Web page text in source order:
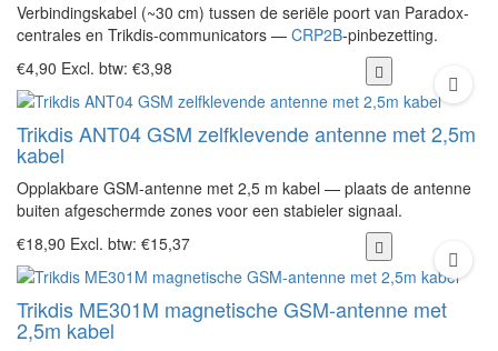
Verbindingskabel (~30 cm) tussen de seriële poort van Paradox-
centrales en Trikdis-communicators — CRP2B-pinbezetting.
€4,90 Excl. btw: €3,98
Trikdis ANT04 GSM zelfklevende antenne met 2,5m
kabel
Opplakbare GSM-antenne met 2,5 m kabel — plaats de antenne
buiten afgeschermde zones voor een stabieler signaal.
€18,90 Excl. btw: €15,37
Trikdis ME301M magnetische GSM-antenne met
2,5m kabel